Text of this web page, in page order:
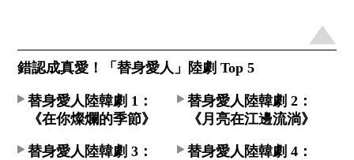
錯認成真愛！「替身愛人」陸劇 Top 5
替身愛人陸韓劇 1：
《在你燦爛的季節》
替身愛人陸韓劇 2：
《月亮在江邊流淌》
替身愛人陸韓劇 3：
替身愛人陸韓劇 4：